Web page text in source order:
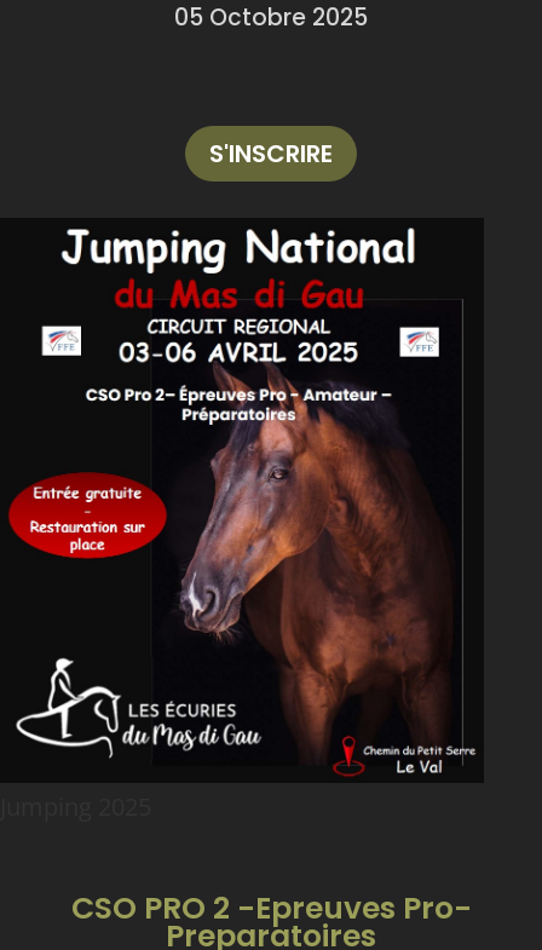
05 Octobre 2025
S'INSCRIRE
CSO PRO 2 -Epreuves Pro-
Preparatoires